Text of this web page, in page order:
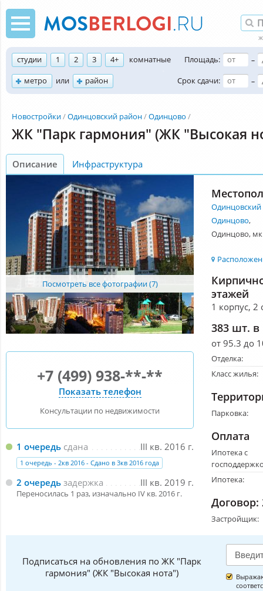
студии 1 2 3 4+
комнатные
метро
или район
Площадь:
–
Срок сдачи:
–
Новостройки Одинцовский район Одинцово
ЖК "Парк гармония" (ЖК "Высокая
Описание Инфраструктура
Посмотреть все фотографии (7)
+7 (499) 938-**-**
Показать телефон
Консультации по недвижимости
III кв. 2016 г.
1 очередь сдана
1 очередь - 2кв 2016 - Сдано в 3кв 2016 года
III кв. 2019 г.
2 очередь задержка
Переносилась 1 раз, изначально IV кв. 2016 г.
Одинцово,
Одинцово,
этажей
1 корпус, 2
383 шт. в
от 95.3 до
Отделка:
Класс жилья:
Парковка:
Оплата
Ипотека с
Ипотека:
Договор:
Застройщик:
Подписаться на обновления по ЖК "Парк
гармония" (ЖК "Высокая нота")